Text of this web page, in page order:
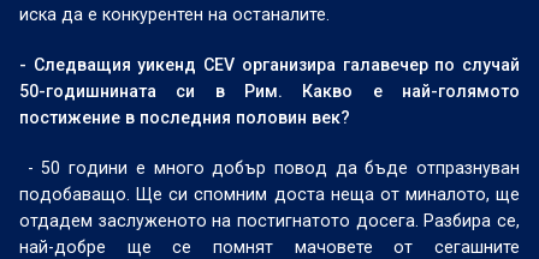
иска да е конкурентен на останалите.
- Следващия уикенд CEV организира галавечер по случай
50-годишнината си в Рим. Какво е най-голямото
постижение в последния половин век?
- 50 години е много добър повод да бъде отпразнуван
подобаващо. Ще си спомним доста неща от миналото, ще
отдадем заслуженото на постигнатото досега. Разбира се,
най-добре ще се помнят мачовете от сегашните